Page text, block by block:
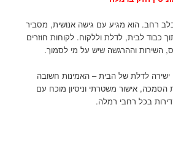
רחב. הוא מגיע עם גישה אנושית, מסביר
כבוד לבית, לדלת וללקוח. לקוחות חוזרים
השירות וההרגשה שיש על מי לסמוך.
לדלת של הבית – האמינות חשובה
הסמכה, אישור משטרתי וניסיון מוכח עם
בכל רחבי רמלה.